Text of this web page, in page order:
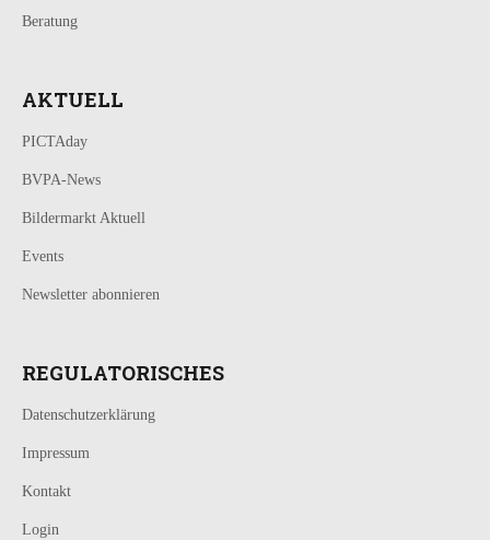
Beratung
AKTUELL
PICTAday
BVPA-News
Bildermarkt Aktuell
Events
Newsletter abonnieren
REGULATORISCHES
Datenschutzerklärung
Impressum
Kontakt
Login